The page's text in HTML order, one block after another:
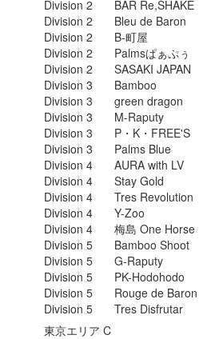
Division 2
BAR Re,SHAKE
Division 2
Bleu de Baron
Division 2
B-町屋
Division 2
Palmsぱぁぷぅ
Division 2
SASAKI JAPAN
Division 3
Bamboo
Division 3
green dragon
Division 3
M-Raputy
Division 3
P・K・FREE'S
Division 3
Palms Blue
Division 4
AURA with LV
Division 4
Stay Gold
Division 4
Tres Revolution
Division 4
Y-Zoo
Division 4
梅島 One Horse
Division 5
Bamboo Shoot
Division 5
G-Raputy
Division 5
PK-Hodohodo
Division 5
Rouge de Baron
Division 5
Tres Disfrutar
東京エリア C